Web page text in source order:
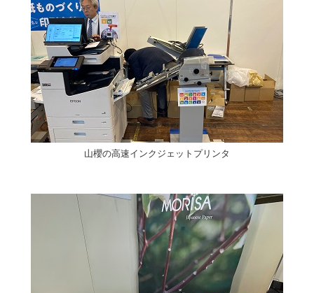
山櫻の高速インクジェットプリンタ